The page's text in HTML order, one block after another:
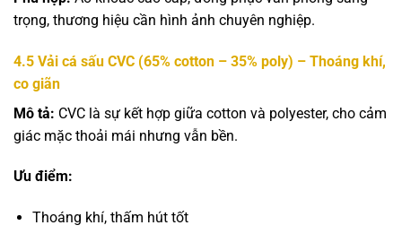
trọng, thương hiệu cần hình ảnh chuyên nghiệp.
4.5 Vải cá sấu CVC (65% cotton – 35% poly) – Thoáng khí,
co giãn
Mô tả: CVC là sự kết hợp giữa cotton và polyester, cho cảm
giác mặc thoải mái nhưng vẫn bền.
Ưu điểm:
Thoáng khí, thấm hút tốt